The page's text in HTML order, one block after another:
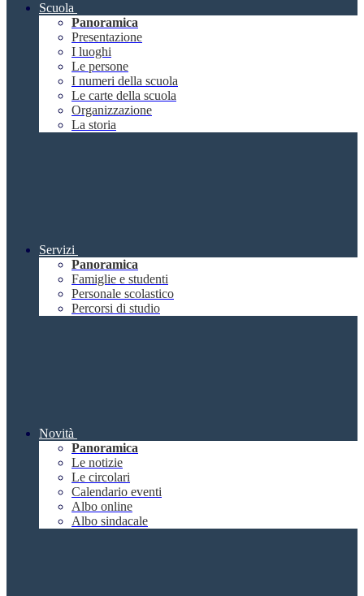
Scuola
Panoramica
Presentazione
I luoghi
Le persone
I numeri della scuola
Le carte della scuola
Organizzazione
La storia
Servizi
Panoramica
Famiglie e studenti
Personale scolastico
Percorsi di studio
Novità
Panoramica
Le notizie
Le circolari
Calendario eventi
Albo online
Albo sindacale